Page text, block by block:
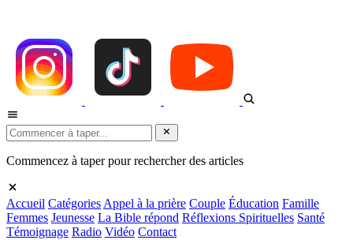
Commencez à taper pour rechercher des articles
Accueil Catégories Appel à la prière Couple Éducation Famille
Femmes Jeunesse La Bible répond Réflexions Spirituelles Santé
Témoignage Radio Vidéo Contact